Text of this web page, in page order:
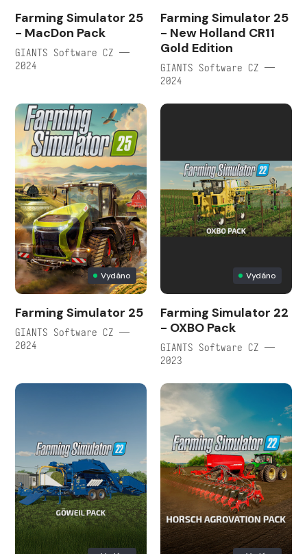
Farming Simulator 25
- MacDon Pack
GIANTS Software CZ —
2024
Farming Simulator 25
- New Holland CR11
Gold Edition
GIANTS Software CZ —
2024
Vydáno
Farming Simulator 25
GIANTS Software CZ —
2024
Vydáno
Farming Simulator 22
- OXBO Pack
GIANTS Software CZ —
2023